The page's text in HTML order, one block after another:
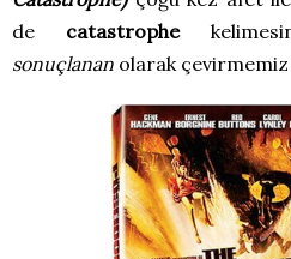
de catastrophe
sonuçlanan olarak